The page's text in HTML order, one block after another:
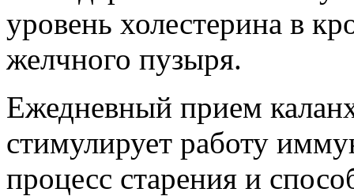
уровень холестерина в
желчного пузыря.
Ежедневный прием
стимулирует работу
процесс старения и